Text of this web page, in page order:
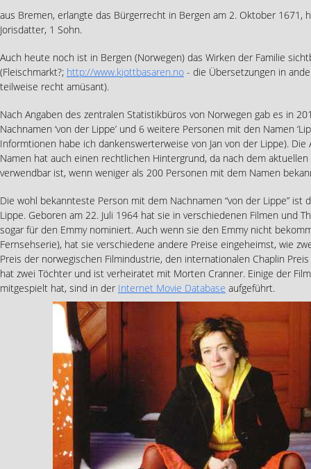
aus Bremen, erlangte das Bürgerrecht in Bergen am 2. Oktober 1671,
Jorisdatter, 1 Sohn.
Auch heute noch ist in Bergen (Norwegen) das Wirken der Familie
(Fleischmarkt?; http://www.kjottbasaren.no - die Übersetzungen in
teilweise recht amüsant).
Nach Angaben des zentralen Statistikbüros von Norwegen gab es in
Nachnamen ‘von der Lippe’ und 6 weitere Personen mit den Namen
Informtionen habe ich dankenswerterweise von Jan von der Lippe).
Namen hat auch einen rechtlichen Hintergrund, da nach dem
verwendbar ist, wenn weniger als 200 Personen mit dem Namen
Die wohl bekannteste Person mit dem Nachnamen “von der Lippe” ist
Lippe. Geboren am 22. Juli 1964 hat sie in verschiedenen Filmen und
sogar für den Emmy nominiert. Auch wenn sie den Emmy nicht
Fernsehserie), hat sie verschiedene andere Preise eingeheimst, wie
Preis der norwegischen Filmindustrie, den internationalen Chaplin
hat zwei Töchter und ist verheiratet mit Morten Cranner. Einige der
mitgespielt hat, sind in der Internet Movie Database aufgeführt.